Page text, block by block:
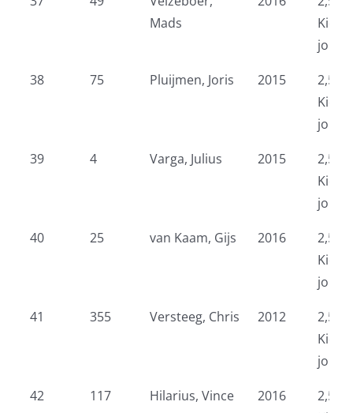
Mads
38
75 Pluijmen, Joris 2015
2,5
39
4 Varga, Julius 2015
2,5
40
25 van Kaam, Gijs 2016
2,5
41
355 Versteeg, Chris 2012
2,5
42
117 Hilarius, Vince 2016
2,5